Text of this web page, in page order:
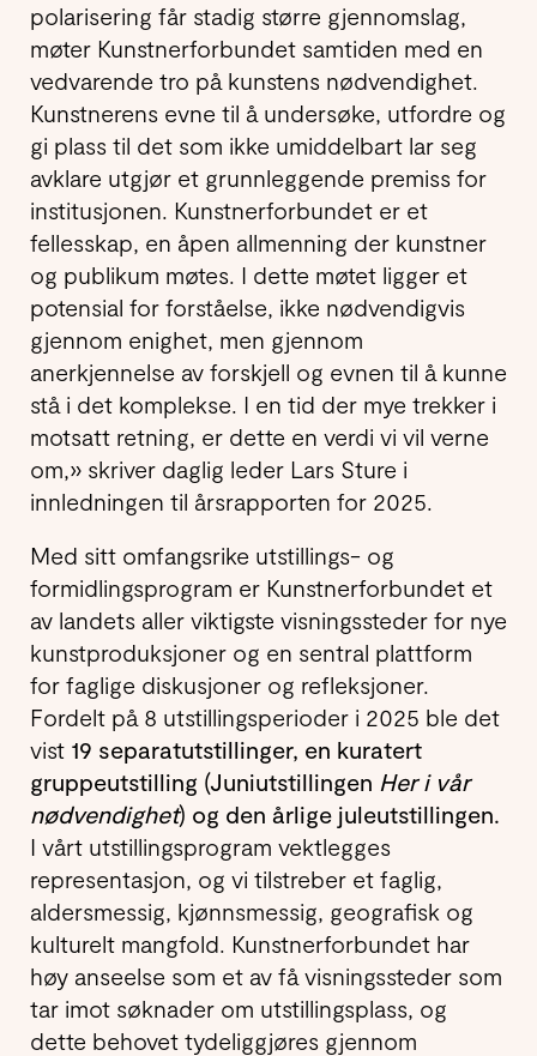
polarisering får stadig større gjennomslag,
møter Kunstnerforbundet samtiden med en
vedvarende tro på kunstens nødvendighet.
Kunstnerens evne til å undersøke, utfordre og
gi plass til det som ikke umiddelbart lar seg
avklare utgjør et grunnleggende premiss for
institusjonen. Kunstnerforbundet er et
fellesskap, en åpen allmenning der kunstner
og publikum møtes. I dette møtet ligger et
potensial for forståelse, ikke nødvendigvis
gjennom enighet, men gjennom
anerkjennelse av forskjell og evnen til å kunne
stå i det komplekse. I en tid der mye trekker i
motsatt retning, er dette en verdi vi vil verne
om,» skriver daglig leder Lars Sture i
innledningen til årsrapporten for 2025.
Med sitt omfangsrike utstillings- og
formidlings­program er Kunstnerforbundet et
av landets aller viktigste visningssteder for nye
kunstproduksjoner og en sentral plattform
for faglige diskusjoner og refleksjoner.
Fordelt på 8 utstillingsperioder i 2025 ble det
vist 19 separat­utstillinger, en kuratert
gruppe­utstilling (Juniutstillingen Her i vår
nødvendighet) og den årlige juleutstillingen.
I vårt utstillings­program vektlegges
representasjon, og vi tilstreber et faglig,
aldersmessig, kjønnsmessig, geografisk og
kulturelt mangfold. Kunstnerforbundet har
høy anseelse som et av få visningssteder som
tar imot søknader om utstillingsplass, og
dette behovet tydeliggjøres gjennom